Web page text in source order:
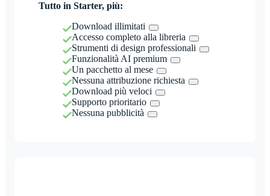
Tutto in Starter, più:
Download illimitati
Accesso completo alla libreria
Strumenti di design professionali
Funzionalità AI premium
Un pacchetto al mese
Nessuna attribuzione richiesta
Download più veloci
Supporto prioritario
Nessuna pubblicità